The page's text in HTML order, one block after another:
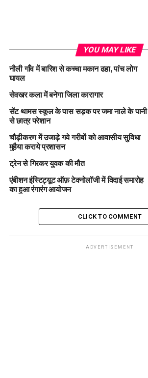
YOU MAY LIKE
नौली गाँव में बारिश से कच्चा मकान ढहा, पांच लोग
घायल
सेवखर कला में बनेगा जिला कारागार
सेंट थामस स्कूल के पास सड़क पर जमा नाले के पानी
से छात्र परेशान
चौड़ीकरण में उजाड़े गये गरीबों को आवासीय सुविधा
मुहैया कराये प्रशासन
ट्रेन से गिरकर युवक की मौत
एंबीशन इंस्टिट्यूट ऑफ़ टेक्नोलॉजी में विदाई समारोह
का हुआ रंगारंग आयोजन
CLICK TO COMMENT
ADVERTISEMENT